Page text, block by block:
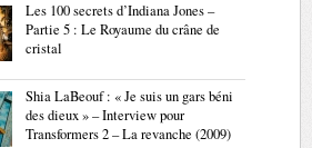
Les 100 secrets d’Indiana Jones –
Partie 5 : Le Royaume du crâne de
cristal
Shia LaBeouf : « Je suis un gars béni
des dieux » – Interview pour
Transformers 2 – La revanche (2009)